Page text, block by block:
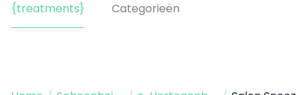
{treatments} Categorieën